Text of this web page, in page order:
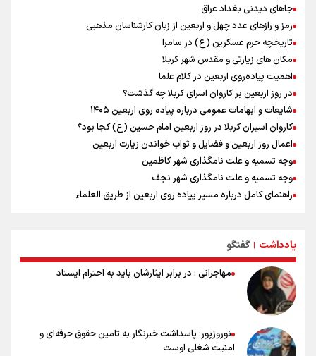
جاهای دیدنی بغداد عراق
رمز و رازهای عدد چهل و اربعین از زبان کارشناسان مذهبی
تاریخچه حرم عسکرین (ع) در سامرا
مکان های زیارتی و مقدس شهر کربلا
اهمیت پیاده‌روی اربعین در کلام علما
در روز اربعین بر کاروان اسرای کربلا چه گذشت؟
شایعات و ابهامات عمومی درباره پیاده روی اربعین ۱۴۰۵
کاروان اسیران کربلا در روز اربعین امام حسین (ع) کجا بود؟
اعمال روز اربعین و فضایل و ثواب خواندن زیارت اربعین
وجه تسمیه و علت نامگذاری شهر کاظمین
وجه تسمیه و علت نامگذاری شهر نجف
راهنمای کامل درباره مسیر پیاده روی اربعین از طریق العلماء
بهترین موکب‌های ایرانی در پیاده روی اربعین ۱۴۰۵
یادداشت | گفتگو
مهاجرانی : در برابر ایثارشان باید به احترام ایستاد
نوروزپور: پاسداشت خبرنگار به تامین حقوق حرفه‌ای و
امنیت شغلی اوست